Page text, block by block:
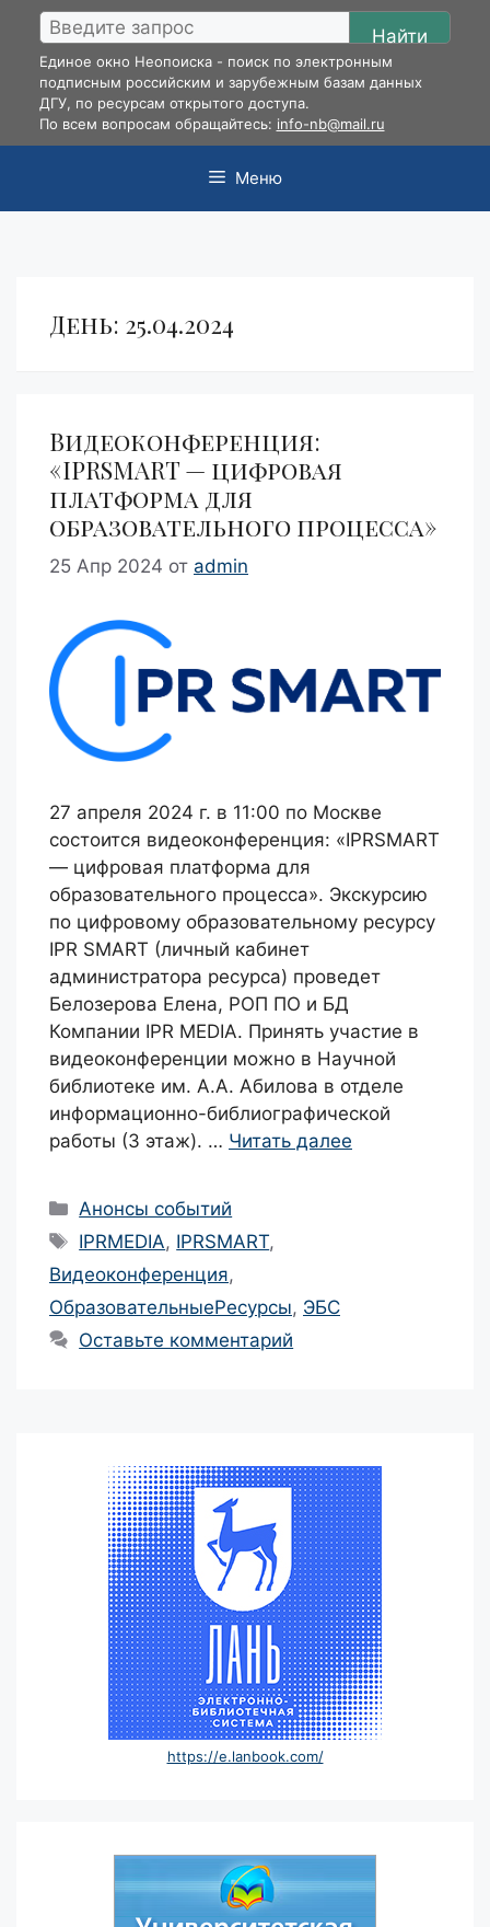
Перейти
содержимому
Найти
Единое окно Неопоиска - поиск по электронным
подписным российским и зарубежным базам данных
ДГУ, по ресурсам открытого доступа.
По всем вопросам обращайтесь: info-nb@mail.ru
Меню
День: 25.04.2024
Видеоконференция:
«IPRSMART — цифровая
платформа для
образовательного процесса»
25 Апр 2024 от admin
27 апреля 2024 г. в 11:00 по Москве
состоится видеоконференция: «IPRSMART
— цифровая платформа для
образовательного процесса». Экскурсию
по цифровому образовательному ресурсу
IPR SMART (личный кабинет
администратора ресурса) проведет
Белозерова Елена, РОП ПО и БД
Компании IPR MEDIA. Принять участие в
видеоконференции можно в Научной
библиотеке им. А.А. Абилова в отделе
информационно-библиографической
работы (3 этаж). … Читать далее
Рубрики
Анонсы событий
Метки
IPRMEDIA, IPRSMART,
Видеоконференция,
ОбразовательныеРесурсы, ЭБС
Оставьте комментарий
https://e.lanbook.com/